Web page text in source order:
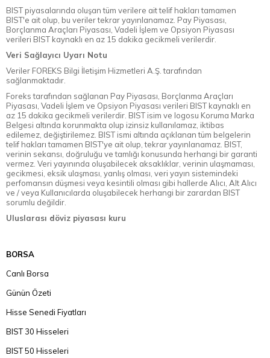
BIST piyasalarında oluşan tüm verilere ait telif hakları tamamen
BIST'e ait olup, bu veriler tekrar yayınlanamaz. Pay Piyasası,
Borçlanma Araçları Piyasası, Vadeli İşlem ve Opsiyon Piyasası
verileri BIST kaynaklı en az 15 dakika gecikmeli verilerdir.
Veri Sağlayıcı Uyarı Notu
Veriler FOREKS Bilgi İletişim Hizmetleri A.Ş. tarafından
sağlanmaktadır.
Foreks tarafından sağlanan Pay Piyasası, Borçlanma Araçları
Piyasası, Vadeli İşlem ve Opsiyon Piyasası verileri BIST kaynaklı en
az 15 dakika gecikmeli verilerdir. BIST isim ve logosu Koruma Marka
Belgesi altında korunmakta olup izinsiz kullanılamaz, iktibas
edilemez, değiştirilemez. BIST ismi altında açıklanan tüm belgelerin
telif hakları tamamen BIST'ye ait olup, tekrar yayınlanamaz. BIST,
verinin sekansı, doğruluğu ve tamlığı konusunda herhangi bir garanti
vermez. Veri yayınında oluşabilecek aksaklıklar, verinin ulaşmaması,
gecikmesi, eksik ulaşması, yanlış olması, veri yayın sistemindeki
perfomansın düşmesi veya kesintili olması gibi hallerde Alıcı, Alt Alıcı
ve / veya Kullanıcılarda oluşabilecek herhangi bir zarardan BIST
sorumlu değildir.
Uluslarası döviz piyasası kuru
BORSA
Canlı Borsa
Günün Özeti
Hisse Senedi Fiyatları
BIST 30 Hisseleri
BIST 50 Hisseleri